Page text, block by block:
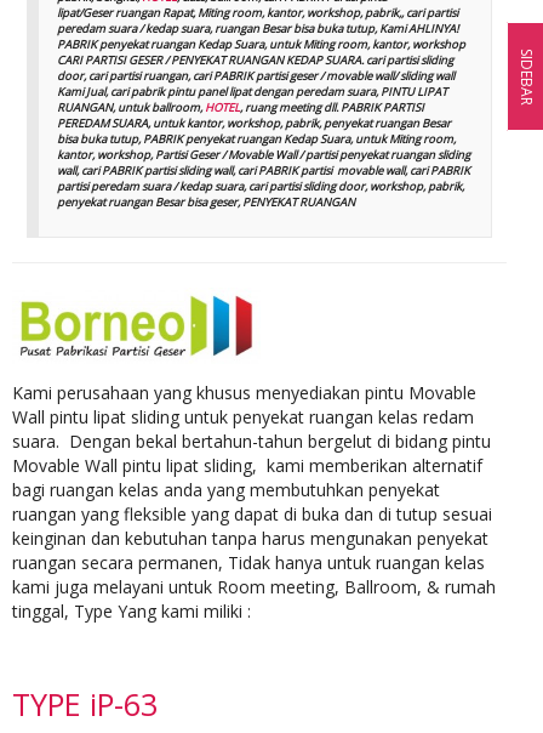
lipat/Geser ruangan Rapat, Miting room, kantor, workshop, pabrik,, cari partisi
peredam suara / kedap suara, ruangan Besar bisa buka tutup, Kami AHLINYA!
PABRIK penyekat ruangan Kedap Suara, untuk Miting room, kantor, workshop
CARI PARTISI GESER / PENYEKAT RUANGAN KEDAP SUARA. cari partisi sliding
door, cari partisi ruangan, cari PABRIK partisi geser / movable wall/ sliding wall
Kami Jual, cari pabrik pintu panel lipat dengan peredam suara, PINTU LIPAT
RUANGAN, untuk ballroom,HOTEL, ruang meeting dll. PABRIK PARTISI
PEREDAM SUARA, untuk kantor, workshop, pabrik, penyekat ruangan Besar
bisa buka tutup, PABRIK penyekat ruangan Kedap Suara, untuk Miting room,
kantor, workshop, Partisi Geser / Movable Wall / partisi penyekat ruangan sliding
wall, cari PABRIK partisi sliding wall, cari PABRIK partisi movable wall, cari PABRIK
partisi peredam suara / kedap suara, cari partisi sliding door, workshop, pabrik,
penyekat ruangan Besar bisa geser, PENYEKAT RUANGAN
Kami perusahaan yang khusus menyediakan pintu Movable
Wall pintu lipat sliding untuk penyekat ruangan kelas redam
suara. Dengan bekal bertahun-tahun bergelut di bidang pintu
Movable Wall pintu lipat sliding, kami memberikan alternatif
bagi ruangan kelas anda yang membutuhkan penyekat
ruangan yang fleksible yang dapat di buka dan di tutup sesuai
keinginan dan kebutuhan tanpa harus mengunakan penyekat
ruangan secara permanen, Tidak hanya untuk ruangan kelas
kami juga melayani untuk Room meeting, Ballroom, & rumah
tinggal, Type Yang kami miliki :
TYPE iP-63
SIDEBAR